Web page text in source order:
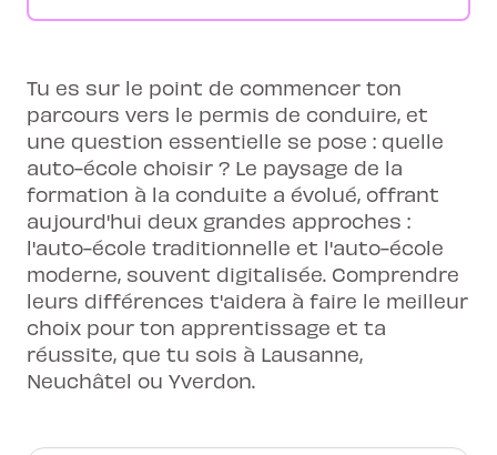
Tu es sur le point de commencer ton
parcours vers le permis de conduire, et
une question essentielle se pose : quelle
auto-école choisir ? Le paysage de la
formation à la conduite a évolué, offrant
aujourd'hui deux grandes approches :
l'auto-école traditionnelle et l'auto-école
moderne, souvent digitalisée. Comprendre
leurs différences t'aidera à faire le meilleur
choix pour ton apprentissage et ta
réussite, que tu sois à Lausanne,
Neuchâtel ou Yverdon.